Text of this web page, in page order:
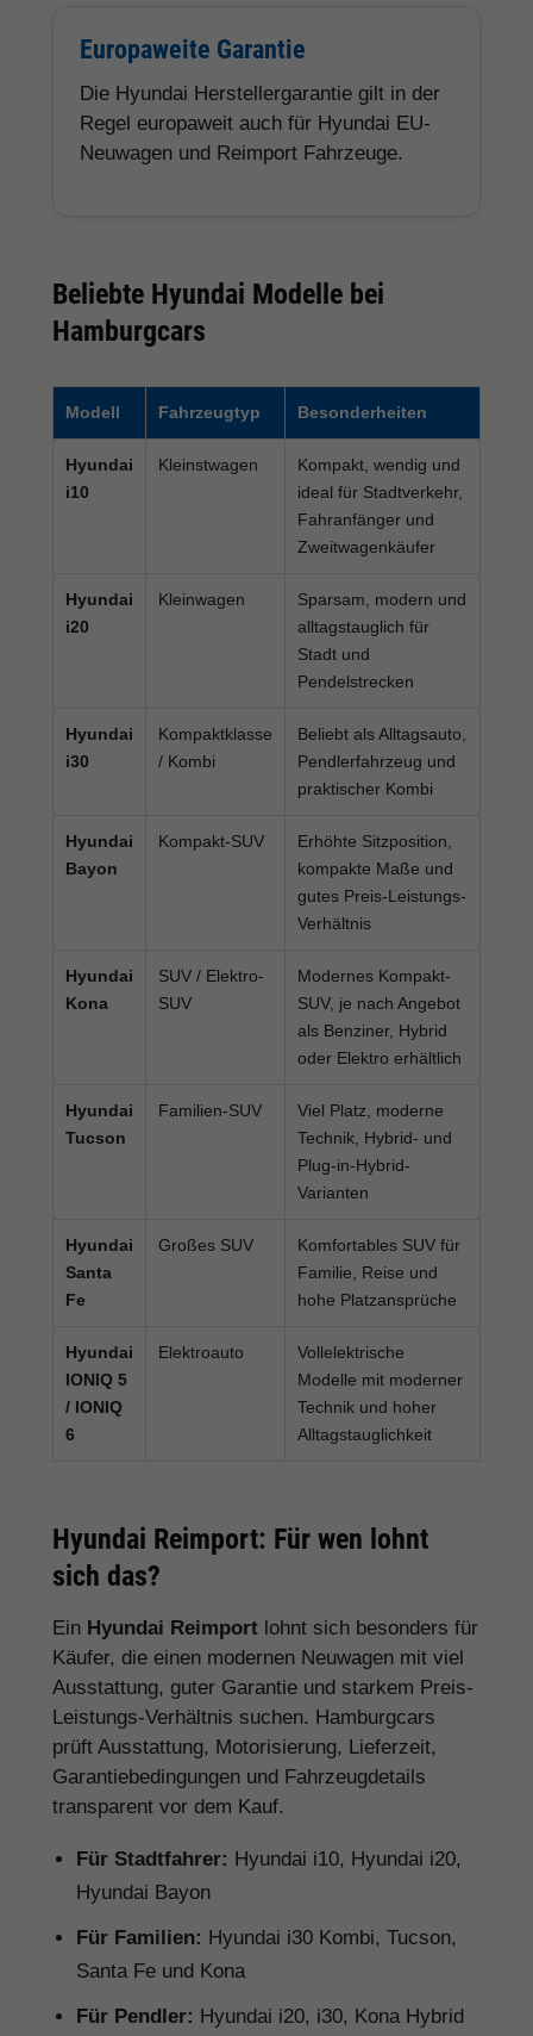
Europaweite Garantie
Die Hyundai Herstellergarantie gilt in der
Regel europaweit auch für Hyundai EU-
Neuwagen und Reimport Fahrzeuge.
Beliebte Hyundai Modelle bei
Hamburgcars
Modell Fahrzeugtyp Besonderheiten
Hyundai
i10
Kleinstwagen
Kompakt, wendig und
ideal für Stadtverkehr,
Fahranfänger und
Zweitwagenkäufer
Hyundai
i20
Kleinwagen
Sparsam, modern und
alltagstauglich für
Stadt und
Pendelstrecken
Hyundai
i30
Kompaktklasse
/ Kombi
Beliebt als Alltagsauto,
Pendlerfahrzeug und
praktischer Kombi
Hyundai
Bayon
Kompakt-SUV
Erhöhte Sitzposition,
kompakte Maße und
gutes Preis-Leistungs-
Verhältnis
Hyundai
Kona
SUV / Elektro-
SUV
Modernes Kompakt-
SUV, je nach Angebot
als Benziner, Hybrid
oder Elektro erhältlich
Hyundai
Tucson
Familien-SUV
Viel Platz, moderne
Technik, Hybrid- und
Plug-in-Hybrid-
Varianten
Hyundai
Santa
Fe
Großes SUV
Komfortables SUV für
Familie, Reise und
hohe Platzansprüche
Hyundai
IONIQ 5
/ IONIQ
6
Elektroauto
Vollelektrische
Modelle mit moderner
Technik und hoher
Alltagstauglichkeit
Hyundai Reimport: Für wen lohnt
sich das?
Ein Hyundai Reimport lohnt sich besonders für
Käufer, die einen modernen Neuwagen mit viel
Ausstattung, guter Garantie und starkem Preis-
Leistungs-Verhältnis suchen. Hamburgcars
prüft Ausstattung, Motorisierung, Lieferzeit,
Garantiebedingungen und Fahrzeugdetails
transparent vor dem Kauf.
Für Stadtfahrer: Hyundai i10, Hyundai i20,
Hyundai Bayon
Für Familien: Hyundai i30 Kombi, Tucson,
Santa Fe und Kona
Für Pendler: Hyundai i20, i30, Kona Hybrid